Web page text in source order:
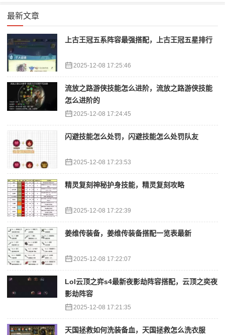
最新文章
上古王冠五系阵容最强搭配，上古王冠五星排行
2025-12-08 17:25:46
流放之路游侠技能怎么进阶，流放之路游侠技能
怎么进阶的
2025-12-08 17:24:45
闪避技能怎么处罚，闪避技能怎么处罚队友
2025-12-08 17:23:53
精灵复刻神秘护身技能，精灵复刻攻略
2025-12-08 17:22:39
姜维传装备，姜维传装备搭配一览表最新
2025-12-08 17:22:07
Lol云顶之弈s4最新夜影劫阵容搭配，云顶之奕夜
影劫阵容
2025-12-08 17:21:35
天国拯救如何洗装备血，天国拯救怎么洗衣服